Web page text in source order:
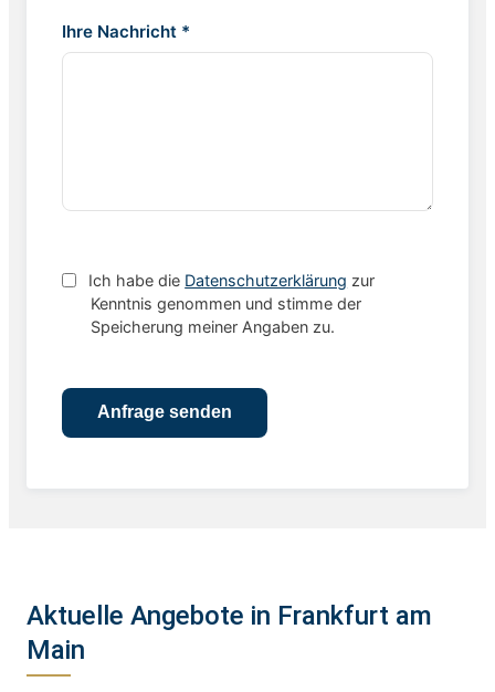
Ihre Nachricht *
Ich habe die Datenschutzerklärung zur
Kenntnis genommen und stimme der
Speicherung meiner Angaben zu.
Aktuelle Angebote in Frankfurt am
Main